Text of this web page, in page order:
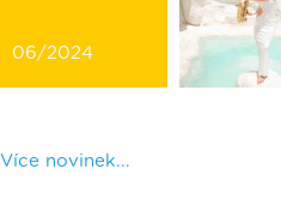
06/2024
Více novinek...